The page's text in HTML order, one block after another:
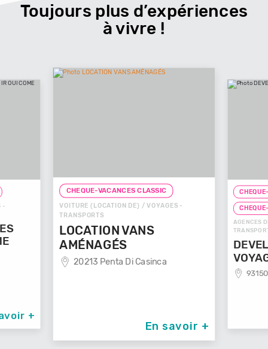
Toujours plus d’expériences
à vivre !
-
+
CHEQUE-VACANCES CLASSIC
VOITURE (LOCATION DE) / VOYAGES -
TRANSPORTS
LOCATION VANS
AMÉNAGÉS
20213 Penta Di Casinca
En savoir +
AGENCES